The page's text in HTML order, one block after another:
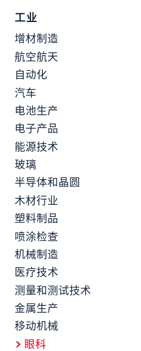
工业
增材制造
航空航天
自动化
汽车
电池生产
电子产品
能源技术
玻璃
半导体和晶圆
木材行业
塑料制品
喷涂检查
机械制造
医疗技术
测量和测试技术
金属生产
移动机械
眼科